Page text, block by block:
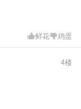
鲜花 鸡蛋
4楼